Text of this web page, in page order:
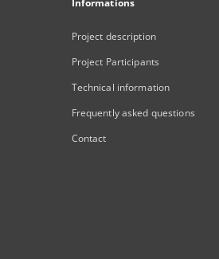
Informations
Project description
Project Participants
Technical information
Frequently asked questions
Contact